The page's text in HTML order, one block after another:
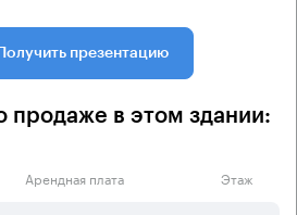
Получить презентацию
продаже в этом здании:
Арендная плата Этаж